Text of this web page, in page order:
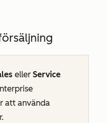
eller Service
att använda